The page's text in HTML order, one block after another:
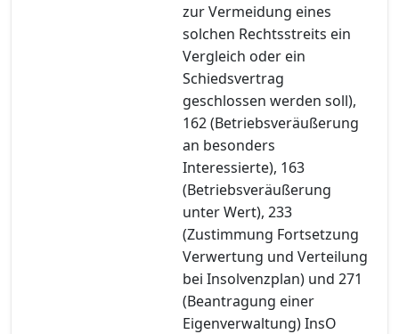
zur Vermeidung eines
solchen Rechtsstreits ein
Vergleich oder ein
Schiedsvertrag
geschlossen werden soll),
162 (Betriebsveräußerung
an besonders
Interessierte), 163
(Betriebsveräußerung
unter Wert), 233
(Zustimmung Fortsetzung
Verwertung und Verteilung
bei Insolvenzplan) und 271
(Beantragung einer
Eigenverwaltung) InsO